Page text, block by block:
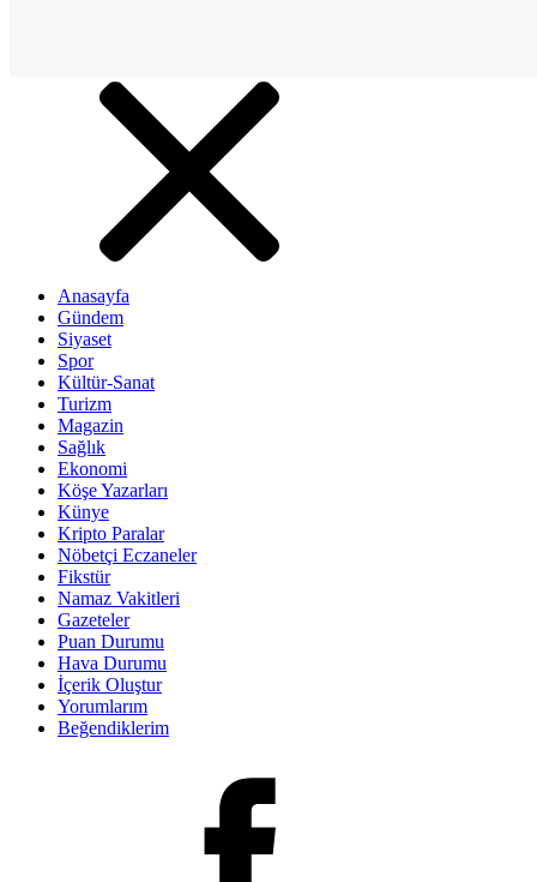
Anasayfa
Gündem
Siyaset
Spor
Kültür-Sanat
Turizm
Magazin
Sağlık
Ekonomi
Köşe Yazarları
Künye
Kripto Paralar
Nöbetçi Eczaneler
Fikstür
Namaz Vakitleri
Gazeteler
Puan Durumu
Hava Durumu
İçerik Oluştur
Yorumlarım
Beğendiklerim